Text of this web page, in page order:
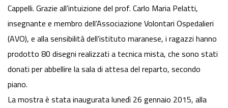
Cappelli. Grazie all’intuizione del prof. Carlo Maria Pelatti,
insegnante e membro dell’Associazione Volontari Ospedalieri
(AVO), e alla sensibilità dell’istituto maranese, i ragazzi hanno
prodotto 80 disegni realizzati a tecnica mista, che sono stati
donati per abbellire la sala di attesa del reparto, secondo
piano.
La mostra è stata inaugurata lunedì 26 gennaio 2015, alla